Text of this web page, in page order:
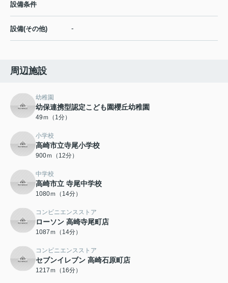
設備条件
設備(その他) -
周辺施設
幼稚園
幼保連携型認定こども園櫻丘幼稚園
49ｍ（1分）
小学校
高崎市立寺尾小学校
900ｍ（12分）
中学校
高崎市立 寺尾中学校
1080ｍ（14分）
コンビニエンスストア
ローソン 高崎寺尾町店
1087ｍ（14分）
コンビニエンスストア
セブンイレブン 高崎石原町店
1217ｍ（16分）